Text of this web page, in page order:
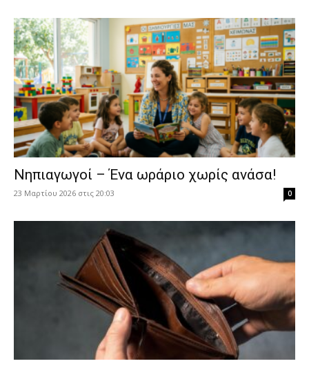
Νηπιαγωγοί – Ένα ωράριο χωρίς ανάσα!
23 Μαρτίου 2026 στις 20:03 0